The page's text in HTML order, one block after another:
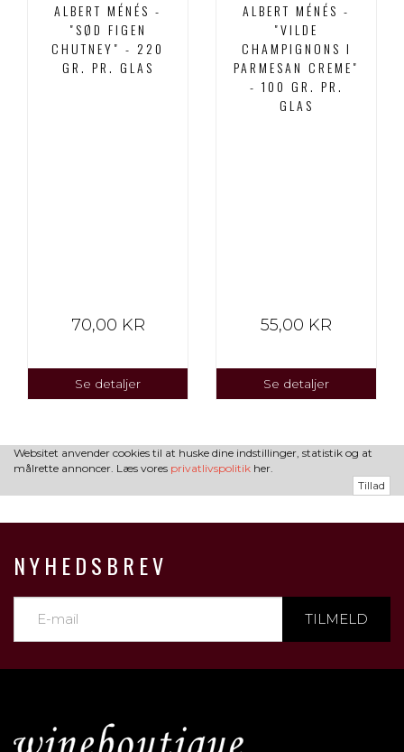
ALBERT MÉNÉS -
"SØD FIGEN
CHUTNEY" - 220
GR. PR. GLAS
70,00 KR
Se detaljer
ALBERT MÉNÉS -
"VILDE
CHAMPIGNONS I
PARMESAN CREME"
- 100 GR. PR.
GLAS
55,00 KR
Se detaljer
Websitet anvender cookies til at huske dine indstillinger, statistik og at
målrette annoncer. Læs vores privatlivspolitik her.
Tillad
NYHEDSBREV
TILMELD